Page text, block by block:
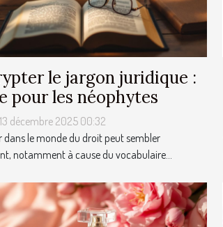
le jargon juridique :
pour les néophytes
décembre 2025 00:32
dans le monde du droit peut sembler
notamment à cause du vocabulaire...